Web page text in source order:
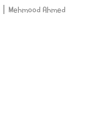
Mehmood Ahmed
|